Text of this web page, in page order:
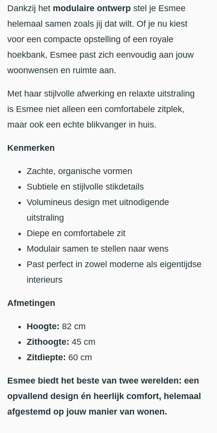
Dankzij het modulaire ontwerp stel je Esmee
helemaal samen zoals jij dat wilt. Of je nu kiest
voor een compacte opstelling of een royale
hoekbank, Esmee past zich eenvoudig aan jouw
woonwensen en ruimte aan.
Met haar stijlvolle afwerking en relaxte uitstraling
is Esmee niet alleen een comfortabele zitplek,
maar ook een echte blikvanger in huis.
Kenmerken
Zachte, organische vormen
Subtiele en stijlvolle stikdetails
Volumineus design met uitnodigende
uitstraling
Diepe en comfortabele zit
Modulair samen te stellen naar wens
Past perfect in zowel moderne als eigentijdse
interieurs
Afmetingen
Hoogte: 82 cm
Zithoogte: 45 cm
Zitdiepte: 60 cm
Esmee biedt het beste van twee werelden: een
opvallend design én heerlijk comfort, helemaal
afgestemd op jouw manier van wonen.